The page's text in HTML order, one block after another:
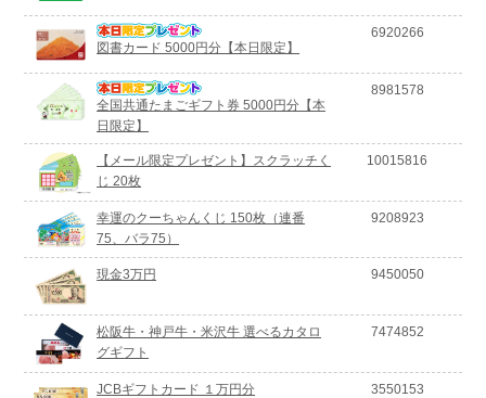
図書カード 5000円分【本日限定】
6920266
全国共通たまごギフト券 5000円分【本
日限定】
8981578
【メール限定プレゼント】スクラッチく
じ 20枚
10015816
幸運のクーちゃんくじ 150枚（連番
75、バラ75）
9208923
現金3万円 9450050
松阪牛・神戸牛・米沢牛 選べるカタロ
グギフト
7474852
JCBギフトカード １万円分 3550153